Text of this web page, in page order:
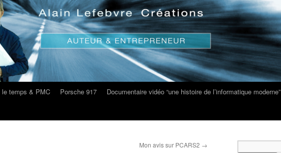
le temps & PMC Porsche 917
Documentaire vidéo “une histoire de l’informatique moderne”
Mon avis sur PCARS2 →